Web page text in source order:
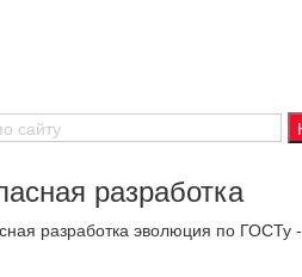
разработка
разработка эволюция по ГОСТу -